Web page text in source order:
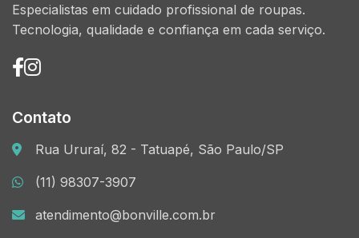
Especialistas em cuidado profissional de roupas.
Tecnologia, qualidade e confiança em cada serviço.
Contato
Rua Ururaí, 82 - Tatuapé, São Paulo/SP
(11) 98307-3907
atendimento@bonville.com.br